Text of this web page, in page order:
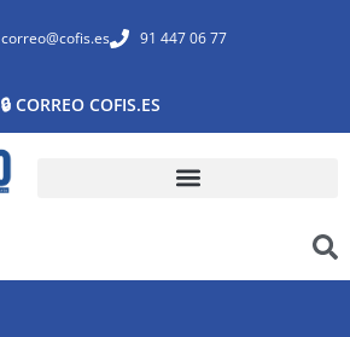
correo@cofis.es 91 447 06 77
🔒 CORREO COFIS.ES